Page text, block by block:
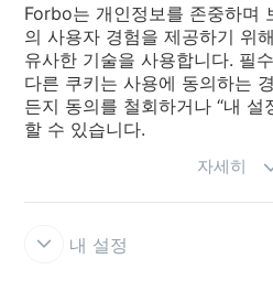
국가
국가 선택
Forbo는 개인정보를 존중하며
의 사용자 경험을 제공하기 위
유사한 기술을 사용합니다. 필
다른 쿠키는 사용에 동의하는
든지 동의를 철회하거나 “내 설
할 수 있습니다.
자세히
내 설정